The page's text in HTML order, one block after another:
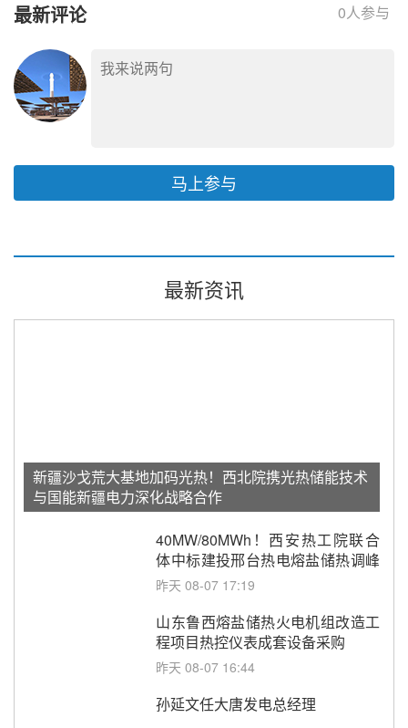
最新评论 0人参与
马上参与
最新资讯
新疆沙戈荒大基地加码光热！西北院携光热储能技术
与国能新疆电力深化战略合作
40MW/80MWh！西安热工院联合
体中标建投邢台热电熔盐储热调峰
调频改造EPC项目
昨天 08-07 17:19
山东鲁西熔盐储热火电机组改造工
程项目热控仪表成套设备采购
昨天 08-07 16:44
孙延文任大唐发电总经理